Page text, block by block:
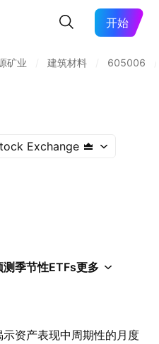
开始
矿业 建筑材料 605006
Exchange
测季节性ETFs更多
资产表现中周期性的月度